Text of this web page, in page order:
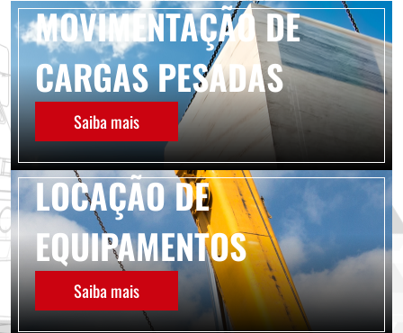
MOVIMENTAÇÃO DE
CARGAS PESADAS
Saiba mais
LOCAÇÃO DE
EQUIPAMENTOS
Saiba mais